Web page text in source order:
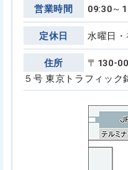
営業時間 09:30～
定休日 水曜日・
住所
〒130-
５号 東京トラフィック